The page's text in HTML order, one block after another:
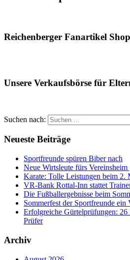
Reichenberger Fanartikel Shop
Unsere Verkaufsbörse für
Suchen nach:
Neueste Beiträge
Sportfreunde spüren Biber nach
Neue Wirtsleute fürs Vereinsheim
Karate: Tolle Leistungen beim 2.
VR-Bank Rottal-Inn stattet
Die Fußballergebnisse beim
Sommerfest der Sportfreunde ein
Erfolgreiche Gürtelprüfungen: 26
Prüfer
Archiv